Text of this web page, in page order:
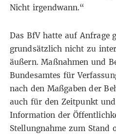
Nicht irgendwann.“
Das BfV hatte auf Anfrage
grundsätzlich nicht zu
äußern. Maßnahmen und
Bundesamtes für
nach den Maßgaben der
auch für den Zeitpunkt
Information der
Stellungnahme zum Stand